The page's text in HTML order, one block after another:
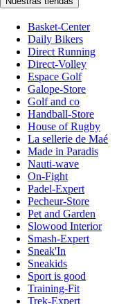
Basket-Center
Daily Bikers
Direct Running
Direct-Volley
Espace Golf
Galope-Store
Golf and co
Handball-Store
House of Rugby
La sellerie de Maé
Made in Paradis
Nauti-wave
On-Fight
Padel-Expert
Pecheur-Store
Pet and Garden
Slowood Interior
Smash-Expert
Sneak'In
Sneakids
Sport is good
Training-Fit
Trek-Expert